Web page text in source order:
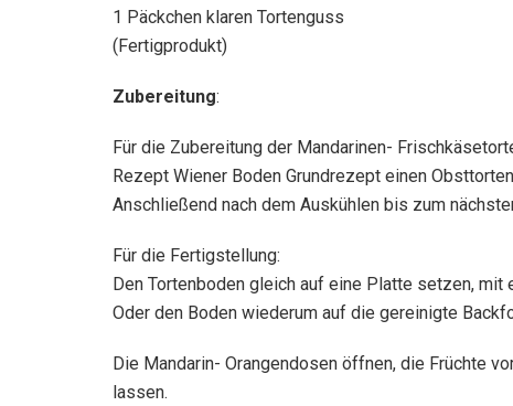
1 Päckchen klaren Tortenguss
(Fertigprodukt)
Zubereitung:
Für die Zubereitung der Mandarinen-
Rezept Wiener Boden Grundrezept einen
Anschließend nach dem Auskühlen bis zum
Für die Fertigstellung:
Den Tortenboden gleich auf eine Platte setzen, mit
Oder den Boden wiederum auf die gereinigte
Die Mandarin- Orangendosen öffnen, die Früchte
lassen.